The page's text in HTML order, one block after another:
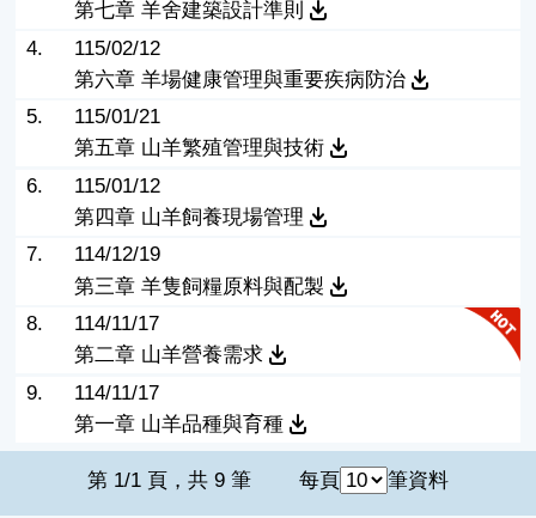
第七章 羊舍建築設計準則
4.
115/02/12
第六章 羊場健康管理與重要疾病防治
5.
115/01/21
第五章 山羊繁殖管理與技術
6.
115/01/12
第四章 山羊飼養現場管理
7.
114/12/19
第三章 羊隻飼糧原料與配製
8.
114/11/17
第二章 山羊營養需求
9.
114/11/17
第一章 山羊品種與育種
第 1/1 頁，共 9 筆 每頁 筆資料